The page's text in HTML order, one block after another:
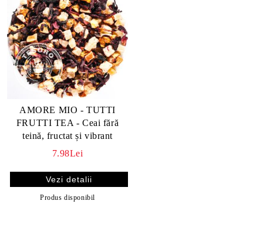
AMORE MIO - TUTTI
FRUTTI TEA - Ceai fără
teină, fructat și vibrant
7.98Lei
Vezi detalii
Produs disponibil